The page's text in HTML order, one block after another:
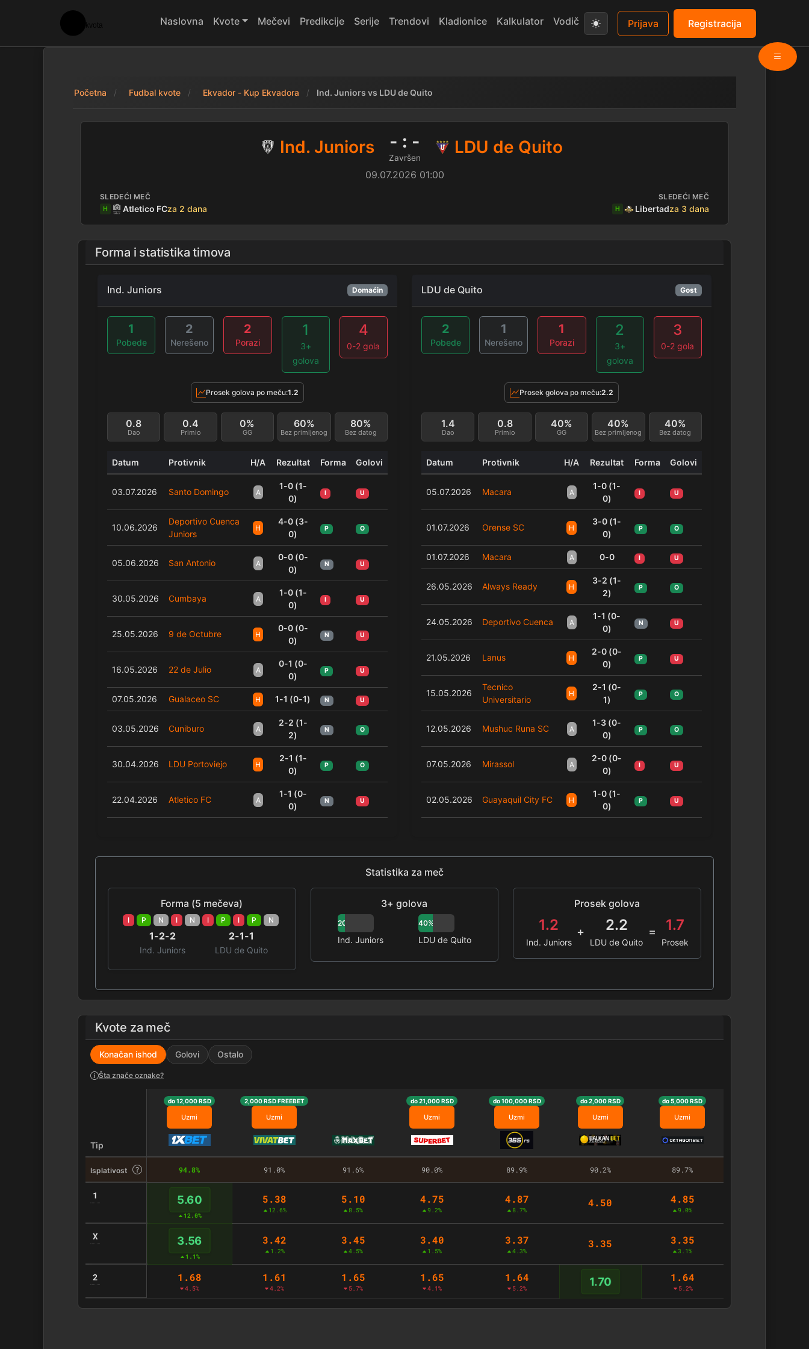
Naslovna Kvote Mečevi Predikcije Serije Trendovi Kladionice Kalkulator Vodič Prijava Registracija
Početna Fudbal kvote Ekvador - Kup Ekvadora Ind. Juniors vs LDU de Quito
Uporedi kvote: Ind. Juniors - LDU de Quito
Ind. Juniors - : -
Završen
LDU de Quito
09.07.2026 01:00
SLEDEĆI MEČ
H Atletico FCza 2 dana
SLEDEĆI MEČ
H Libertadza 3 dana
Forma i statistika timova
Ind. Juniors Domaćin
1
Pobede
2
Nerešeno
2
Porazi
1
3+
golova
4
0-2 gola
Prosek golova po meču:1.2
Dao
0.8
Primio
0.4
GG
0%
Bez primljenog
60%
Bez datog
80%
Datum Protivnik H/A Rezultat Forma Golovi
03.07.2026 Santo Domingo A
1-0 (1-
0)
I U
10.06.2026
Deportivo Cuenca
Juniors
H
4-0 (3-
0)
P O
05.06.2026 San Antonio A
0-0 (0-
0)
N U
30.05.2026 Cumbaya A
1-0 (1-
0)
I U
25.05.2026 9 de Octubre H
0-0 (0-
0)
N U
16.05.2026 22 de Julio A
0-1 (0-
0)
P U
07.05.2026 Gualaceo SC H 1-1 (0-1) N U
03.05.2026 Cuniburo A
2-2 (1-
2)
N O
30.04.2026 LDU Portoviejo H
2-1 (1-
0)
P O
22.04.2026 Atletico FC A
1-1 (0-
0)
N U
LDU de Quito Gost
2
Pobede
1
Nerešeno
1
Porazi
2
3+
golova
3
0-2 gola
Prosek golova po meču:2.2
Dao
1.4
Primio
0.8
GG
40%
Bez primljenog
40%
Bez datog
40%
Datum Protivnik H/A Rezultat Forma Golovi
05.07.2026 Macara A
1-0 (1-
0)
I U
01.07.2026 Orense SC H
3-0 (1-
0)
P O
01.07.2026 Macara A 0-0 I U
26.05.2026 Always Ready H
3-2 (1-
2)
P O
24.05.2026 Deportivo Cuenca A
1-1 (0-
0)
N U
21.05.2026 Lanus H
2-0 (0-
0)
P U
15.05.2026
Tecnico
Universitario
H
2-1 (0-
1)
P O
12.05.2026 Mushuc Runa SC A
1-3 (0-
0)
P O
07.05.2026 Mirassol A
2-0 (0-
0)
I U
02.05.2026 Guayaquil City FC H
1-0 (1-
0)
P U
Statistika za meč
Forma (5 mečeva)
I P N I N
1-2-2
Ind. Juniors
I P I P N
2-1-1
LDU de Quito
3+ golova
20%
Ind. Juniors
40%
LDU de Quito
Prosek golova
1.2
Ind. Juniors
+ 2.2
LDU de Quito
= 1.7
Prosek
Kvote za meč
Konačan ishod Golovi Ostalo
Šta znače oznake?
Tip
do 12,000 RSD
Uzmi
2,000 RSD FREEBET
Uzmi
do 21,000 RSD
Uzmi
do 100,000 RSD
Uzmi
do 2,000 RSD
Uzmi
do 5,000 RSD
Uzmi
Isplativost 94.8% 91.0% 91.6% 90.0% 89.9% 90.2% 89.7%
1 5.60
12.0%
5.38
12.6%
5.10
8.5%
4.75
9.2%
4.87
8.7%
4.50 4.85
9.0%
X 3.56
1.1%
3.42
1.2%
3.45
4.5%
3.40
1.5%
3.37
4.3%
3.35 3.35
3.1%
2 1.68
4.5%
1.61
4.2%
1.65
5.7%
1.65
4.1%
1.64
5.2%
1.70 1.64
5.2%